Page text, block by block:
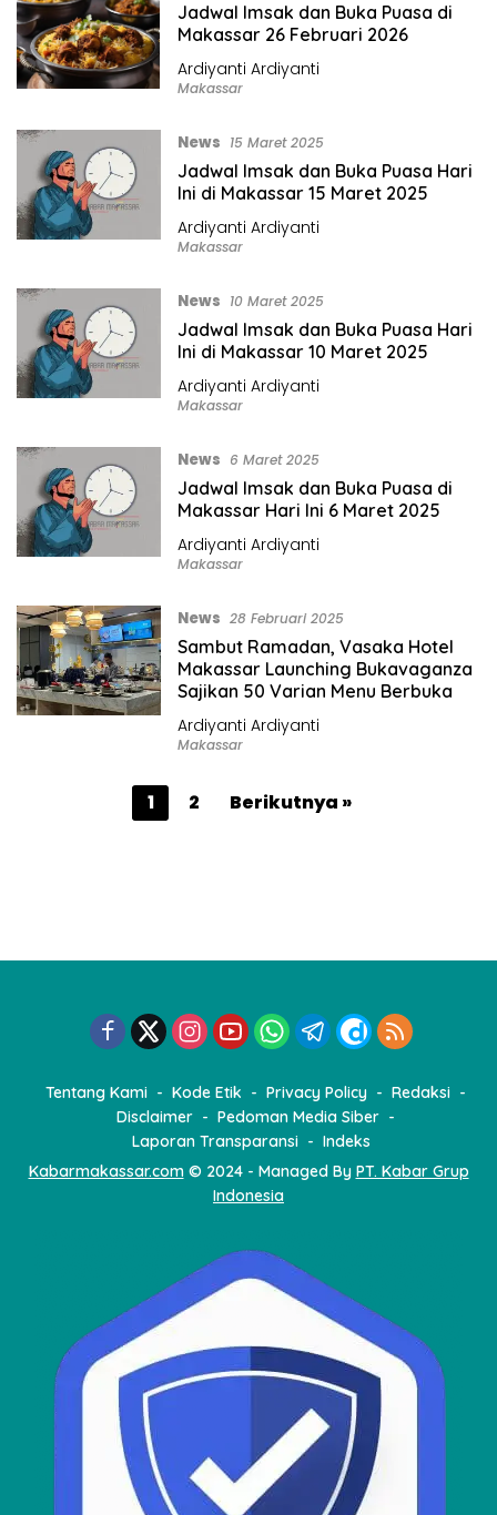
Jadwal Imsak dan Buka Puasa di
Makassar 26 Februari 2026
Ardiyanti Ardiyanti
Makassar
News 15 Maret 2025
Jadwal Imsak dan Buka Puasa Hari
Ini di Makassar 15 Maret 2025
Ardiyanti Ardiyanti
Makassar
News 10 Maret 2025
Jadwal Imsak dan Buka Puasa Hari
Ini di Makassar 10 Maret 2025
Ardiyanti Ardiyanti
Makassar
News 6 Maret 2025
Jadwal Imsak dan Buka Puasa di
Makassar Hari Ini 6 Maret 2025
Ardiyanti Ardiyanti
Makassar
News 28 Februari 2025
Sambut Ramadan, Vasaka Hotel
Makassar Launching Bukavaganza
Sajikan 50 Varian Menu Berbuka
Ardiyanti Ardiyanti
Makassar
a
1 2 Berikutnya »
Tentang Kami Kode Etik Privacy Policy
Redaksi
Disclaimer
Pedoman Media Siber
Laporan Transparansi
Indeks
Kabarmakassar.com© 2024 - Managed By PT. Kabar Grup
Indonesia